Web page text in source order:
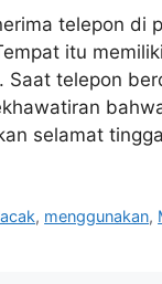
telepon di
itu
Saat telepon
selamat
, menggunakan,